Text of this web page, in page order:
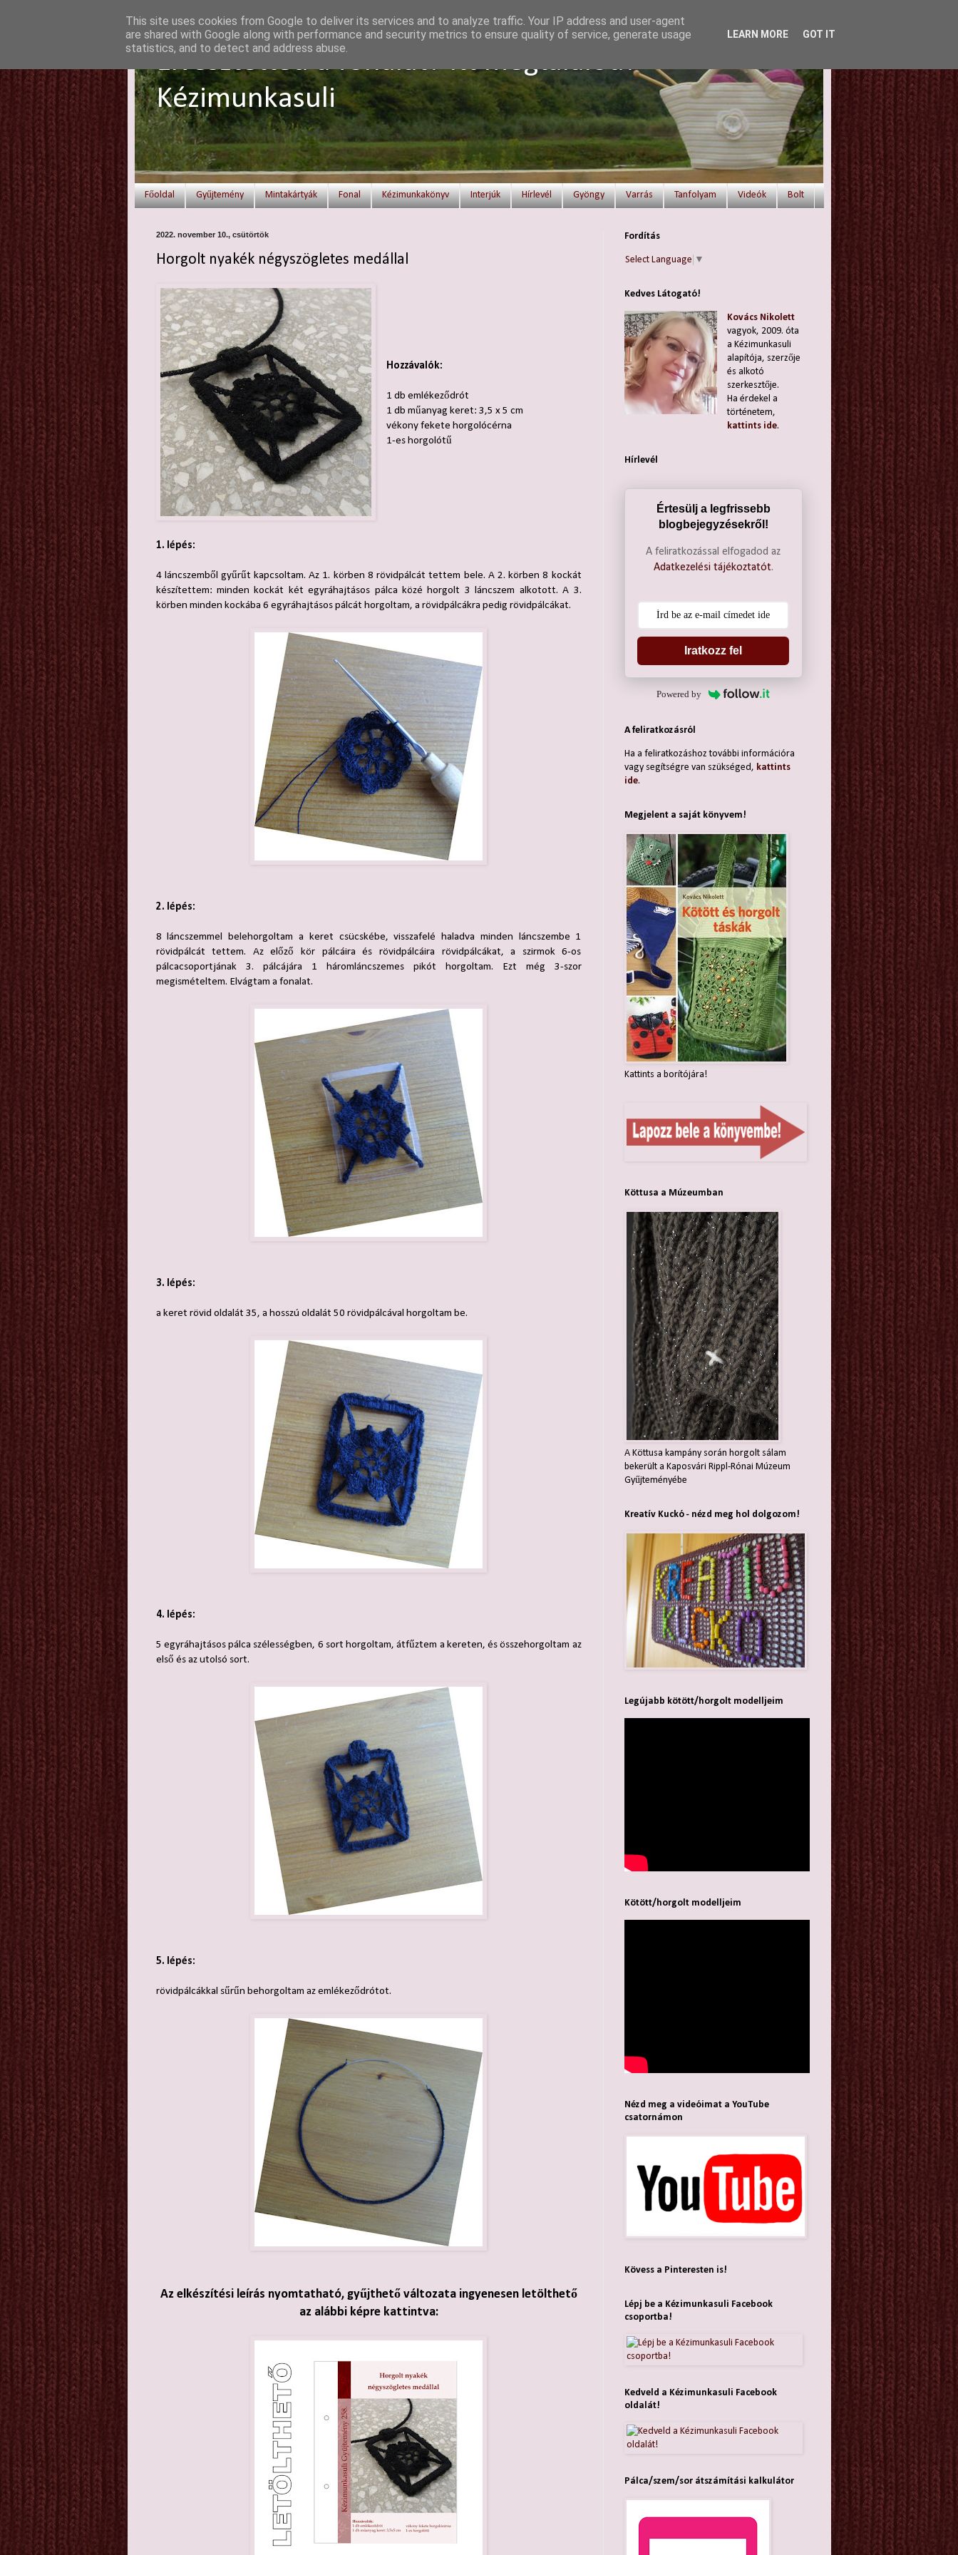
Elvesztetted a fonalat? Itt megtalálod!
Kézimunkasuli
Főoldal Gyűjtemény Mintakártyák Fonal Kézimunkakönyv Interjúk Hírlevél Gyöngy Varrás Tanfolyam Videók Bolt
2022. november 10., csütörtök
Horgolt nyakék négyszögletes medállal
Hozzávalók:
1 db emlékeződrót
1 db műanyag keret: 3,5 x 5 cm
vékony fekete horgolócérna
1-es horgolótű
1. lépés:
4 láncszemből gyűrűt kapcsoltam. Az 1. körben 8 rövidpálcát tettem bele. A 2. körben 8 kockát
készítettem: minden kockát két egyráhajtásos pálca közé horgolt 3 láncszem alkotott. A 3.
körben minden kockába 6 egyráhajtásos pálcát horgoltam, a rövidpálcákra pedig rövidpálcákat.
2. lépés:
8 láncszemmel belehorgoltam a keret csücskébe, visszafelé haladva minden láncszembe 1
rövidpálcát tettem. Az előző kör pálcáira és rövidpálcáira rövidpálcákat, a szirmok 6-os
pálcacsoportjának 3. pálcájára 1 háromláncszemes pikót horgoltam. Ezt még 3-szor
megismételtem. Elvágtam a fonalat.
3. lépés:
a keret rövid oldalát 35, a hosszú oldalát 50 rövidpálcával horgoltam be.
4. lépés:
5 egyráhajtásos pálca szélességben, 6 sort horgoltam, átfűztem a kereten, és összehorgoltam az
első és az utolsó sort.
5. lépés:
rövidpálcákkal sűrűn behorgoltam az emlékeződrótot.
Az elkészítési leírás nyomtatható, gyűjthető változata ingyenesen letölthető
az alábbi képre kattintva:
Fordítás
Select Language ▼
Kedves Látogató!
Kovács Nikolett
vagyok, 2009. óta
a Kézimunkasuli
alapítója, szerzője
és alkotó
szerkesztője.
Ha érdekel a
történetem,
kattints ide.
Hírlevél
Értesülj a legfrissebb
blogbejegyzésekről!
A feliratkozással elfogadod az
Adatkezelési tájékoztatót.
Iratkozz fel
Powered by
A feliratkozásról
Ha a feliratkozáshoz további információra
vagy segítségre van szükséged, kattints
ide.
Megjelent a saját könyvem!
Kattints a borítójára!
Köttusa a Múzeumban
A Köttusa kampány során horgolt sálam
bekerült a Kaposvári Rippl-Rónai Múzeum
Gyűjteményébe
Kreatív Kuckó - nézd meg hol dolgozom!
Legújabb kötött/horgolt modelljeim
Kötött/horgolt modelljeim
Nézd meg a videóimat a YouTube
csatornámon
Kövess a Pinteresten is!
Lépj be a Kézimunkasuli Facebook
csoportba!
Kedveld a Kézimunkasuli Facebook
oldalát!
Pálca/szem/sor átszámítási kalkulátor
This site uses cookies from Google to deliver its services and to analyze traffic. Your IP address and user-agent
are shared with Google along with performance and security metrics to ensure quality of service, generate usage
statistics, and to detect and address abuse.
LEARN MORE GOT IT